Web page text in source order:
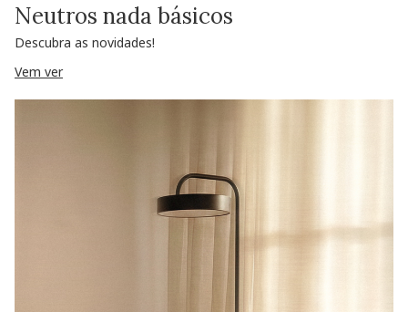
Neutros nada básicos
Descubra as novidades!
Vem ver